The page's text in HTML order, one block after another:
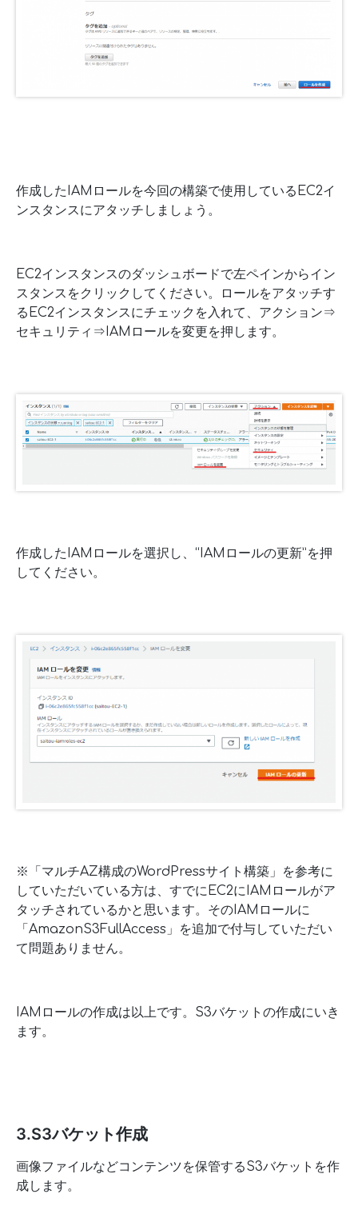
作成したIAMロールを今回の構築で使用しているEC2イ
ンスタンスにアタッチしましょう。
EC2インスタンスのダッシュボードで左ペインからイン
スタンスをクリックしてください。ロールをアタッチす
るEC2インスタンスにチェックを入れて、アクション⇒
セキュリティ⇒IAMロールを変更を押します。
作成したIAMロールを選択し、“IAMロールの更新”を押
してください。
※「マルチAZ構成のWordPressサイト構築」を参考に
していただいている方は、すでにEC2にIAMロールがア
タッチされているかと思います。そのIAMロールに
「AmazonS3FullAccess」を追加で付与していただい
て問題ありません。
IAMロールの作成は以上です。S3バケットの作成にいき
ます。
3.S3バケット作成
画像ファイルなどコンテンツを保管するS3バケットを作
成します。